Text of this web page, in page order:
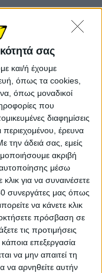
σας
και/ή έχουμε
όπως τα cookies,
όπως μοναδικοί
που
διαφημίσεις
περιεχομένου, έρευνα
την άδειά σας, εμείς
ακριβή
μέσω
για να συναινέσετε
συνεργάτες μας όπως
να κάνετε κλικ
πρόσβαση σε
τις προτιμήσεις
επεξεργασία
να μην απαιτεί τη
να αρνηθείτε αυτήν
22/6/2026
κυρίαρχος ο
στη
του Josep
2026, με τον